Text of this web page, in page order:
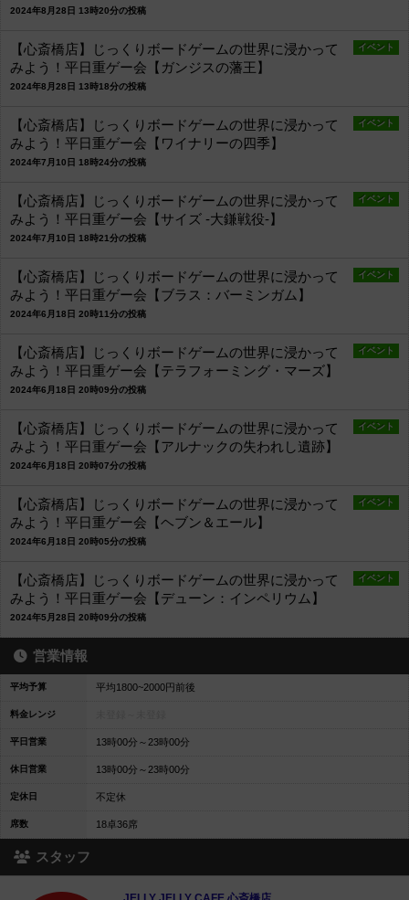
2024年8月28日 13時20分の投稿
イベント
【心斎橋店】じっくりボードゲームの世界に浸かって
みよう！平日重ゲー会【ガンジスの藩王】
2024年8月28日 13時18分の投稿
イベント
【心斎橋店】じっくりボードゲームの世界に浸かって
みよう！平日重ゲー会【ワイナリーの四季】
2024年7月10日 18時24分の投稿
イベント
【心斎橋店】じっくりボードゲームの世界に浸かって
みよう！平日重ゲー会【サイズ -大鎌戦役-】
2024年7月10日 18時21分の投稿
イベント
【心斎橋店】じっくりボードゲームの世界に浸かって
みよう！平日重ゲー会【ブラス：バーミンガム】
2024年6月18日 20時11分の投稿
イベント
【心斎橋店】じっくりボードゲームの世界に浸かって
みよう！平日重ゲー会【テラフォーミング・マーズ】
2024年6月18日 20時09分の投稿
イベント
【心斎橋店】じっくりボードゲームの世界に浸かって
みよう！平日重ゲー会【アルナックの失われし遺跡】
2024年6月18日 20時07分の投稿
イベント
【心斎橋店】じっくりボードゲームの世界に浸かって
みよう！平日重ゲー会【ヘブン＆エール】
2024年6月18日 20時05分の投稿
イベント
【心斎橋店】じっくりボードゲームの世界に浸かって
みよう！平日重ゲー会【デューン：インペリウム】
2024年5月28日 20時09分の投稿
営業情報
平均予算 平均1800~2000円前後
料金レンジ
平日営業 13時00分～23時00分
休日営業 13時00分～23時00分
定休日 不定休
席数 18卓36席
スタッフ